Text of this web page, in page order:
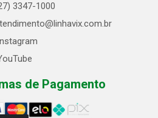
3347-1000
de Pagamento